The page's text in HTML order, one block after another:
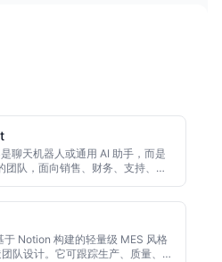
聊天机器人或通用 AI 助手，而是
团队，面向销售、财务、支持、招
Notion 构建的轻量级 MES 风格
队设计。它可跟踪生产、质量、成